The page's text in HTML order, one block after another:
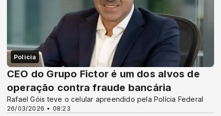
Policia
26/03/2026 • 08:23
CEO do Grupo Fictor é um dos alvos de
operação contra fraude bancária
Rafael Góis teve o celular apreendido pela Polícia Federal